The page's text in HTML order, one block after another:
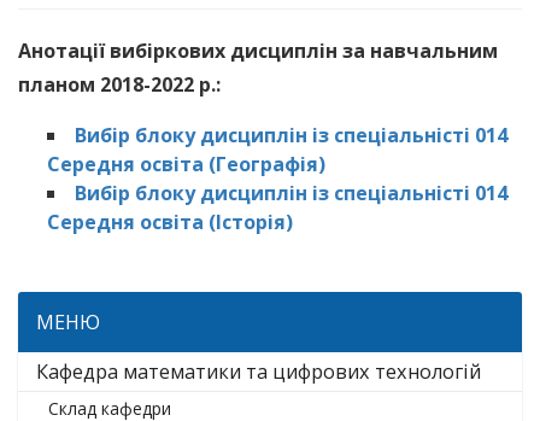
Анотації вибіркових дисциплін за навчальним
планом 2018-2022 р.:
Вибір блоку дисциплін із спеціальністі 014
Середня освіта (Географія)
Вибір блоку дисциплін із спеціальністі 014
Середня освіта (Історія)
МЕНЮ
Кафедра математики та цифрових технологій
Склад кафедри